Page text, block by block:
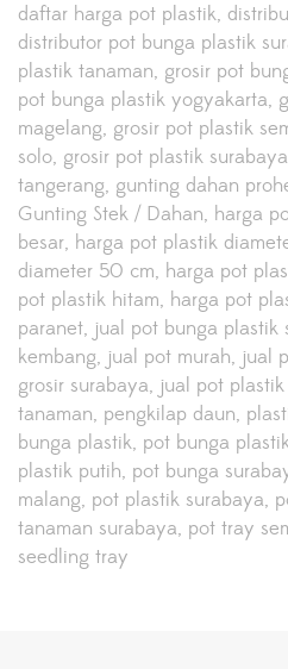
daftar harga pot plastik
distributor pot bunga plastik
plastik tanaman grosir pot
pot bunga plastik yogyakarta
magelang grosir pot plastik
solo grosir pot plastik surabaya
tangerang gunting dahan
Gunting Stek / Dahan harga
besar harga pot plastik
diameter 50 cm harga pot
pot plastik hitam harga pot
paranet jual pot bunga plastik
kembang jual pot murah jual
grosir surabaya jual pot
tanaman pengkilap daun
bunga plastik pot bunga
plastik putih pot bunga
malang pot plastik surabaya
tanaman surabaya pot tray
seedling tray